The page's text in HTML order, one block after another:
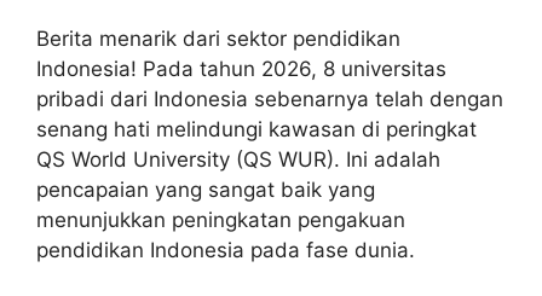
Berita menarik dari sektor pendidikan
Indonesia! Pada tahun 2026, 8 universitas
pribadi dari Indonesia sebenarnya telah dengan
senang hati melindungi kawasan di peringkat
QS World University (QS WUR). Ini adalah
pencapaian yang sangat baik yang
menunjukkan peningkatan pengakuan
pendidikan Indonesia pada fase dunia.